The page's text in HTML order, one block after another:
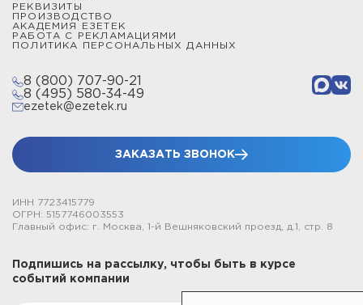
РЕКВИЗИТЫ
ПРОИЗВОДСТВО
АКАДЕМИЯ ЕЗЕТЕК
РАБОТА С РЕКЛАМАЦИЯМИ
ПОЛИТИКА ПЕРСОНАЛЬНЫХ ДАННЫХ
8 (800) 707-90-21
8 (495) 580-34-49
ezetek@ezetek.ru
ЗАКАЗАТЬ ЗВОНОК
ИНН 7723415779
ОГРН: 5157746003553
Главный офис: г. Москва, 1-й Вешняковский проезд, д.1, стр. 8
Подпишись на рассылку, чтобы быть в курсе
событий компании